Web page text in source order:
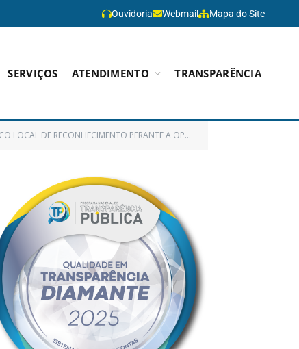
Ouvidoria Webmail Mapa do Site
SERVIÇOS ATENDIMENTO TRANSPARÊNCIA
PARA A COMEMORAÇÃO AO DIA INTERNACIONAL DAS MULHERES – 2022)